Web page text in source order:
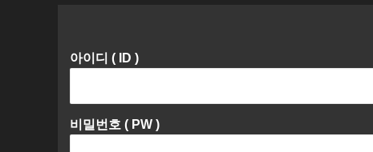
아이디 ( ID )
비밀번호 ( PW )